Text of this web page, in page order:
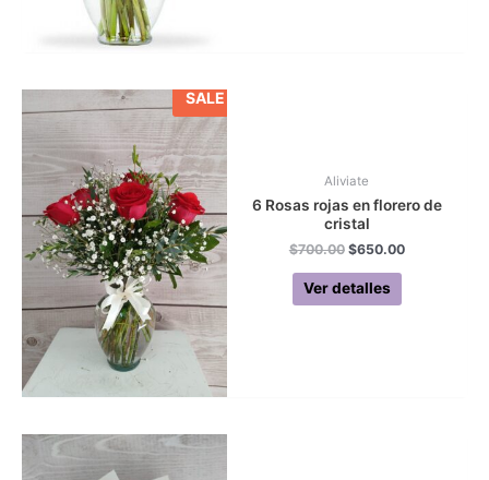
SALE
Aliviate
6 Rosas rojas en florero de
cristal
$700.00 Original
was:
$700.00.
$650.00Current
Ver detalles